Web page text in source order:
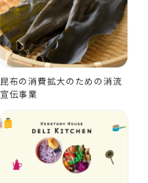
昆布の消費拡大のための消流
宣伝事業